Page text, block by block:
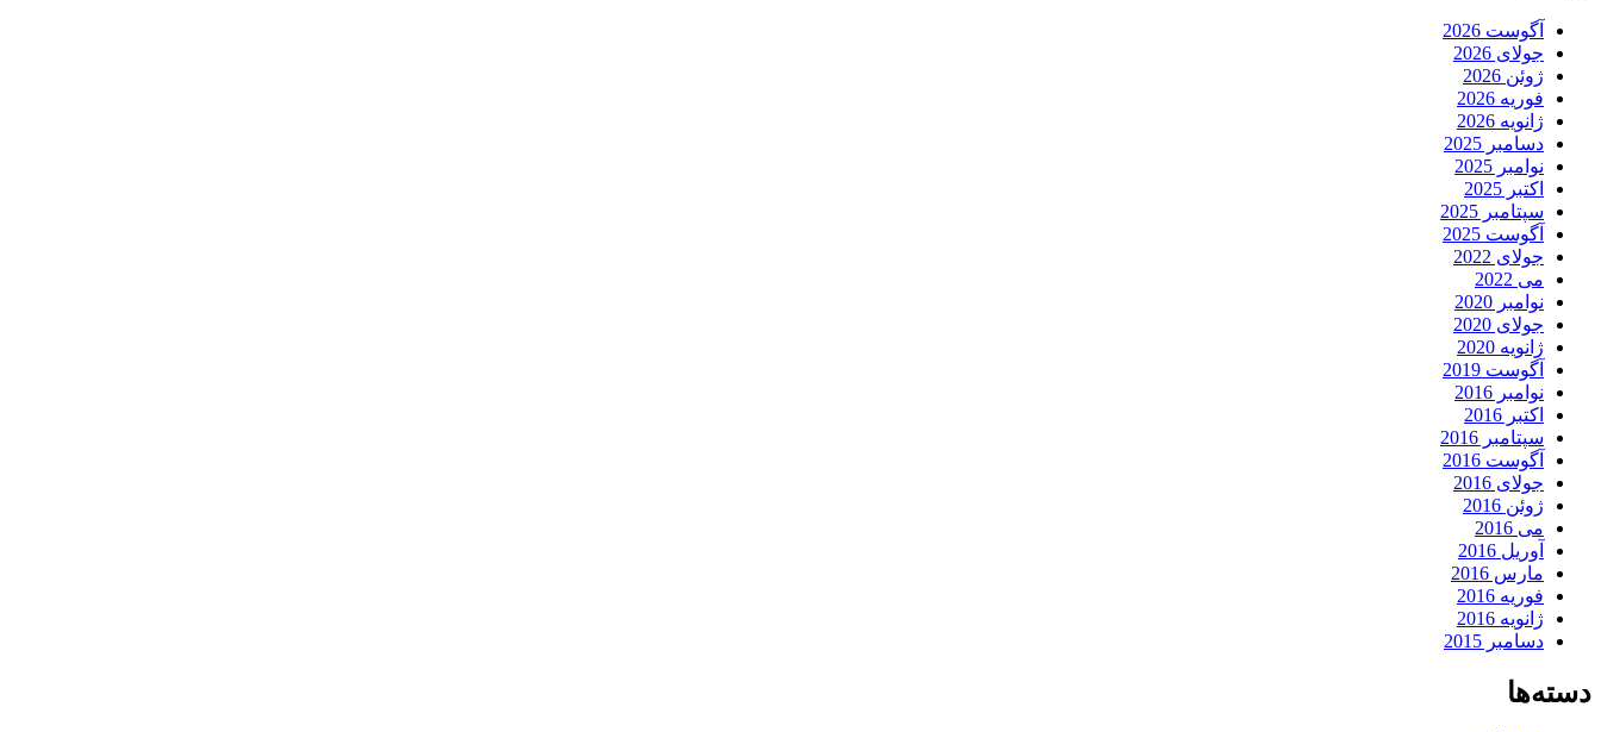
آگوست 2026
جولای 2026
ژوئن 2026
فوریه 2026
ژانویه 2026
دسامبر 2025
نوامبر 2025
اکتبر 2025
سپتامبر 2025
آگوست 2025
جولای 2022
می 2022
نوامبر 2020
جولای 2020
ژانویه 2020
آگوست 2019
نوامبر 2016
اکتبر 2016
سپتامبر 2016
آگوست 2016
جولای 2016
ژوئن 2016
می 2016
آوریل 2016
مارس 2016
فوریه 2016
ژانویه 2016
دسامبر 2015
دسته‌ها